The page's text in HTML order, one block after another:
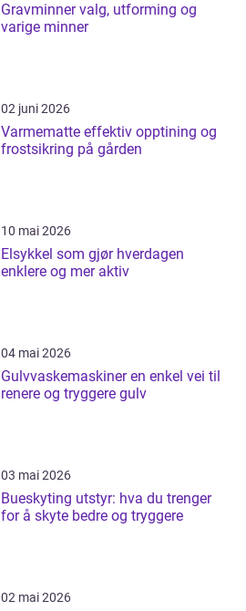
Gravminner valg, utforming og
varige minner
02 juni 2026
Varmematte effektiv opptining og
frostsikring på gården
10 mai 2026
Elsykkel som gjør hverdagen
enklere og mer aktiv
04 mai 2026
Gulvvaskemaskiner en enkel vei til
renere og tryggere gulv
03 mai 2026
Bueskyting utstyr: hva du trenger
for å skyte bedre og tryggere
02 mai 2026